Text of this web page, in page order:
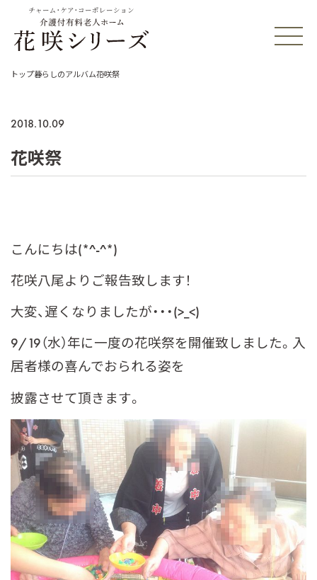
チャーム・ケア・コーポレーション
トップ暮らしのアルバム花咲祭
2018.10.09
花咲祭
こんにちは(*^-^*)
花咲八尾よりご報告致します！
大変、遅くなりましたが・・・(>_<)
9/19（水）年に一度の花咲祭を開催致しました。入
居者様の喜んでおられる姿を
披露させて頂きます。